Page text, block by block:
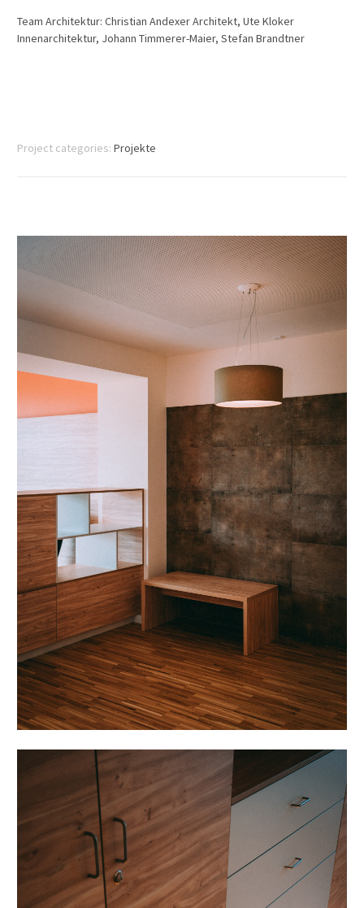
Team Architektur: Christian Andexer Architekt, Ute Kloker
Innenarchitektur, Johann Timmerer-Maier, Stefan Brandtner
Project categories: Projekte